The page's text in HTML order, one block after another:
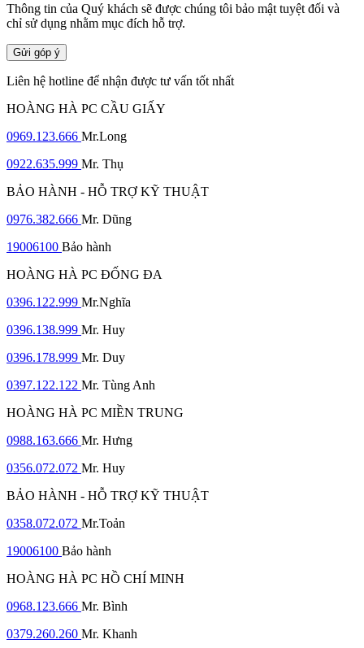
Thông tin của Quý khách sẽ được chúng tôi bảo mật tuyệt đối và
chỉ sử dụng nhằm mục đích hỗ trợ.
Gửi góp ý
Liên hệ hotline để nhận được tư vấn tốt nhất
HOÀNG HÀ PC CẦU GIẤY
0969.123.666 Mr.Long
0922.635.999 Mr. Thụ
BẢO HÀNH - HỖ TRỢ KỸ THUẬT
0976.382.666 Mr. Dũng
19006100 Bảo hành
HOÀNG HÀ PC ĐỐNG ĐA
0396.122.999 Mr.Nghĩa
0396.138.999 Mr. Huy
0396.178.999 Mr. Duy
0397.122.122 Mr. Tùng Anh
HOÀNG HÀ PC MIỀN TRUNG
0988.163.666 Mr. Hưng
0356.072.072 Mr. Huy
BẢO HÀNH - HỖ TRỢ KỸ THUẬT
0358.072.072 Mr.Toản
19006100 Bảo hành
HOÀNG HÀ PC HỒ CHÍ MINH
0968.123.666 Mr. Bình
0379.260.260 Mr. Khanh